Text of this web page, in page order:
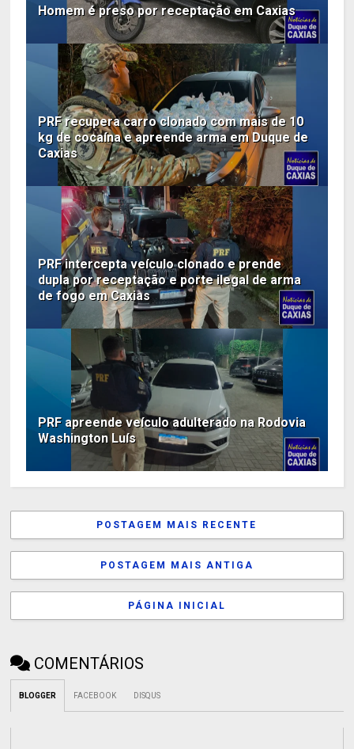
Homem é preso por receptação em Caxias
PRF recupera carro clonado com mais de 10
kg de cocaína e apreende arma em Duque de
Caxias
PRF intercepta veículo clonado e prende
dupla por receptação e porte ilegal de arma
de fogo em Caxias
PRF apreende veículo adulterado na Rodovia
Washington Luís
POSTAGEM MAIS RECENTE
POSTAGEM MAIS ANTIGA
PÁGINA INICIAL
COMENTÁRIOS
BLOGGER FACEBOOK DISQUS